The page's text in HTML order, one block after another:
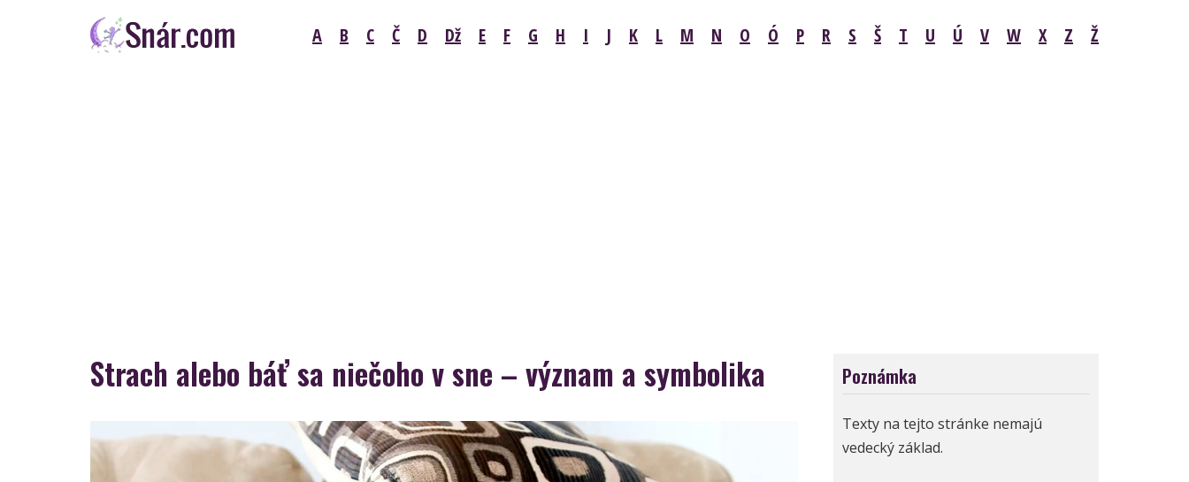
A B C Č D Dž E F G H I J K L M N O Ó P R S Š T U Ú V W X Z Ž
Strach alebo báť sa niečoho v sne – význam a symbolika Poznámka
Texty na tejto stránke nemajú
vedecký základ.